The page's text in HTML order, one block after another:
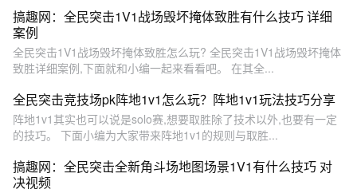
搞趣网：全民突击1V1战场毁坏掩体致胜有什么技巧 详细
案例
全民突击1V1战场毁坏掩体致胜怎么玩? 全民突击1V1战场毁坏掩体
致胜详细案例,下面就和小编一起来看看吧。 在其全...
全民突击竞技场pk阵地1v1怎么玩？阵地1v1玩法技巧分享
阵地1v1其实也可以说是solo赛,想要取胜除了技术以外,也要有一定
的技巧。 下面小编为大家带来阵地1v1的规则与取胜...
搞趣网：全民突击全新角斗场地图场景1V1有什么技巧 对
决视频